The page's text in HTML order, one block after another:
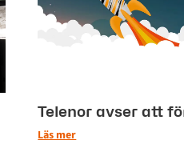
Telenor avser att
Läs mer